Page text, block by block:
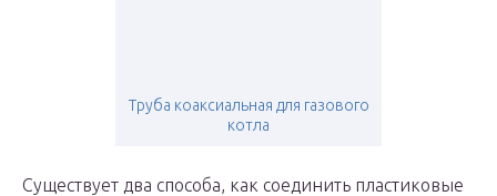
Труба коаксиальная для газового
котла
Существует два способа, как соединить пластиковые